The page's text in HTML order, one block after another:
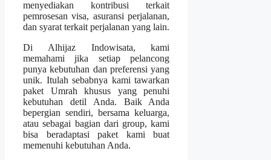
menyediakan kontribusi terkait
pemrosesan visa, asuransi perjalanan,
dan syarat terkait perjalanan yang lain.
Di Alhijaz Indowisata, kami
memahami jika setiap pelancong
punya kebutuhan dan preferensi yang
unik. Itulah sebabnya kami tawarkan
paket Umrah khusus yang penuhi
kebutuhan detil Anda. Baik Anda
bepergian sendiri, bersama keluarga,
atau sebagai bagian dari group, kami
bisa beradaptasi paket kami buat
memenuhi kebutuhan Anda.